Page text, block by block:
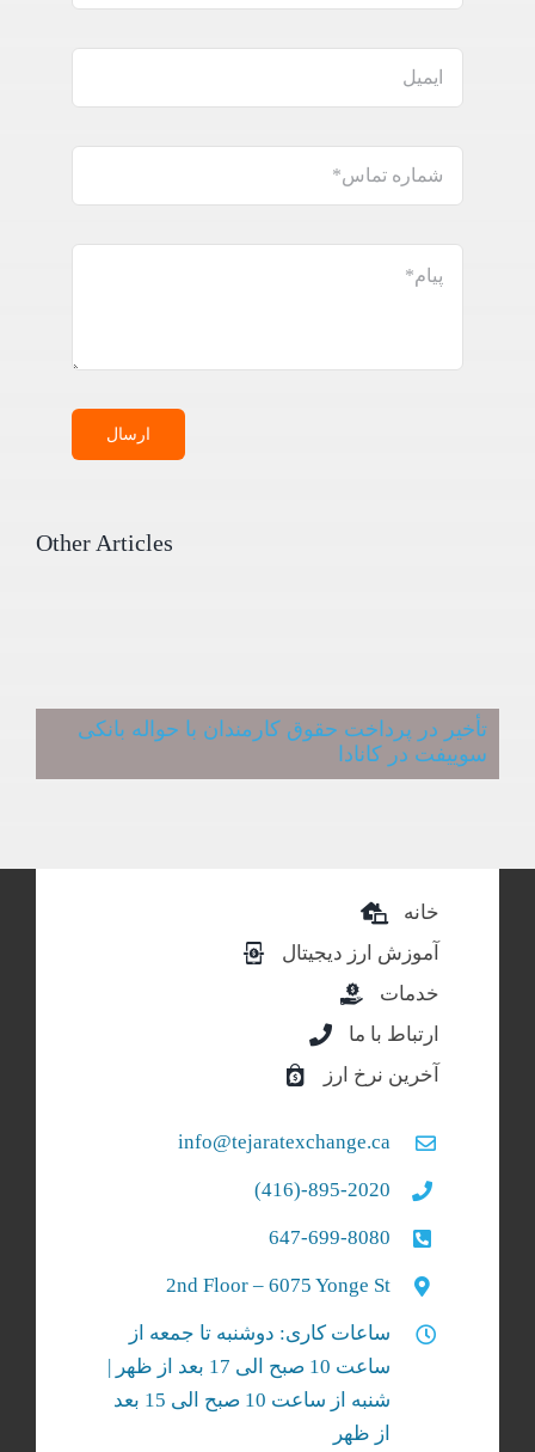
ارسال
Other Articles
تأخیر در پرداخت حقوق کارمندان با حواله بانکی
سوییفت در کانادا
خانه
آموزش ارز دیجیتال
خدمات
ارتباط با ما
آخرین نرخ ارز
info@tejaratexchange.ca
895-2020-(416)
647-699-8080
2nd Floor – 6075 Yonge St
ساعات کاری: دوشنبه تا جمعه از
ساعت 10 صبح الی 17 بعد از ظهر |
شنبه‌ از ساعت 10 صبح الی 15 بعد
از ظهر